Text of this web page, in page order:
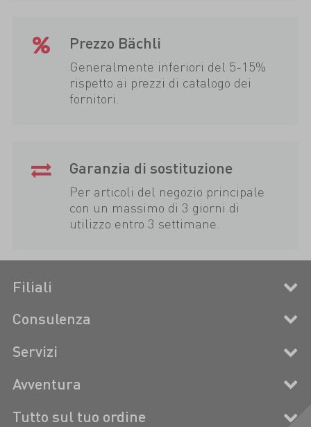
Prezzo Bächli
Generalmente inferiori del 5-15%
rispetto ai prezzi di catalogo dei
fornitori.
Garanzia di sostituzione
Per articoli del negozio principale
con un massimo di 3 giorni di
utilizzo entro 3 settimane.
Filiali
Consulenza
Servizi
Avventura
Tutto sul tuo ordine